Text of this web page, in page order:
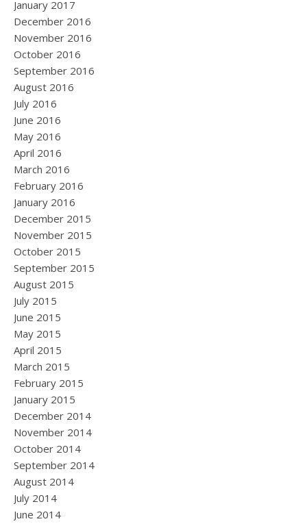
January 2017
December 2016
November 2016
October 2016
September 2016
August 2016
July 2016
June 2016
May 2016
April 2016
March 2016
February 2016
January 2016
December 2015
November 2015
October 2015
September 2015
August 2015
July 2015
June 2015
May 2015
April 2015
March 2015
February 2015
January 2015
December 2014
November 2014
October 2014
September 2014
August 2014
July 2014
June 2014